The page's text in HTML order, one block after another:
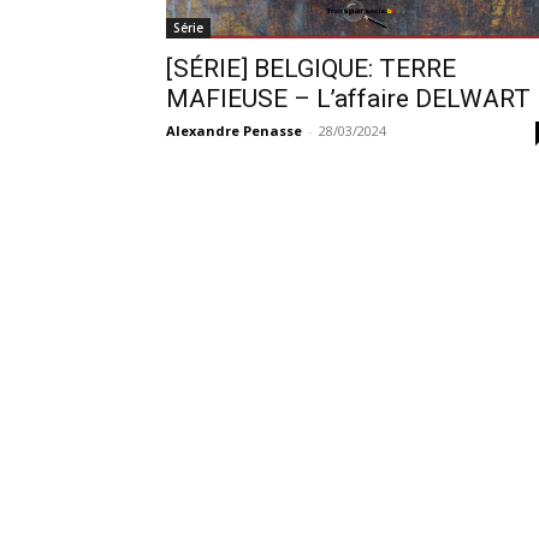
Série
[SÉRIE] BELGIQUE: TERRE
MAFIEUSE – L’affaire DELWART
Alexandre Penasse - 28/03/2024